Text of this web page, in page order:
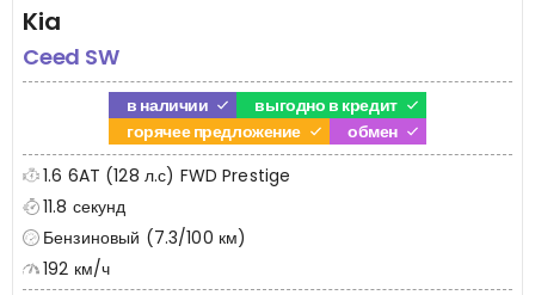
Kia
Ceed SW
в наличии
выгодно в кредит
горячее предложение
обмен
1.6 6AT (128 л.с) FWD Prestige
11.8 секунд
Бензиновый (7.3/100 км)
192 км/ч